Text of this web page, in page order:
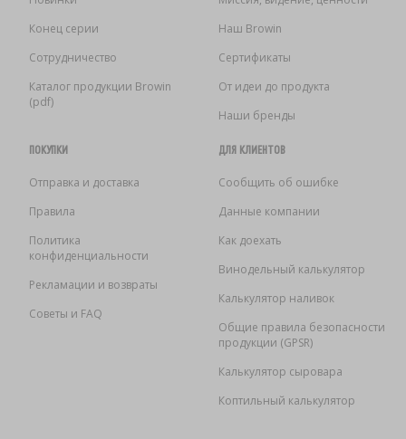
Конец серии
Сотрудничество
Каталог продукции Browin
(pdf)
Наш Browin
Сертификаты
От идеи до продукта
Наши бренды
ПОКУПКИ
Отправка и доставка
Правила
Политика
конфиденциальности
Рекламации и возвраты
Советы и FAQ
ДЛЯ КЛИЕНТОВ
Сообщить об ошибке
Данные компании
Как доехать
Винодельный калькулятор
Калькулятор наливок
Общие правила безопасности
продукции (GPSR)
Калькулятор сыровара
Коптильный калькулятор